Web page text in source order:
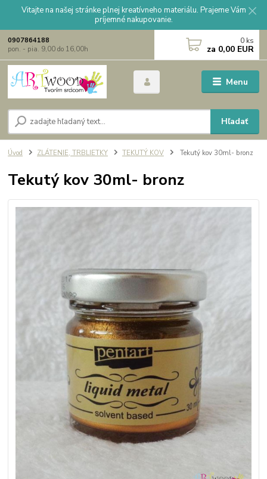
Vitajte na našej stránke plnej kreatívneho materiálu. Prajeme Vám
príjemné nakupovanie.
Menu
Hľadať
0907864188
pon. - pia. 9,00 do 16,00h
0 ks
za 0,00 EUR
Úvod ZLÁTENIE, TRBLIETKY TEKUTÝ KOV Tekutý kov 30ml- bronz
Tekutý kov 30ml- bronz